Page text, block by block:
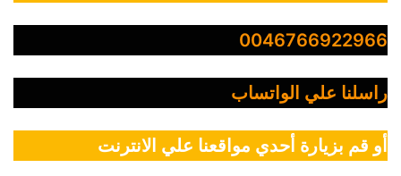
0046766922966
راسلنا علي الواتساب
أو قم بزيارة أحدي مواقعنا علي الانترنت